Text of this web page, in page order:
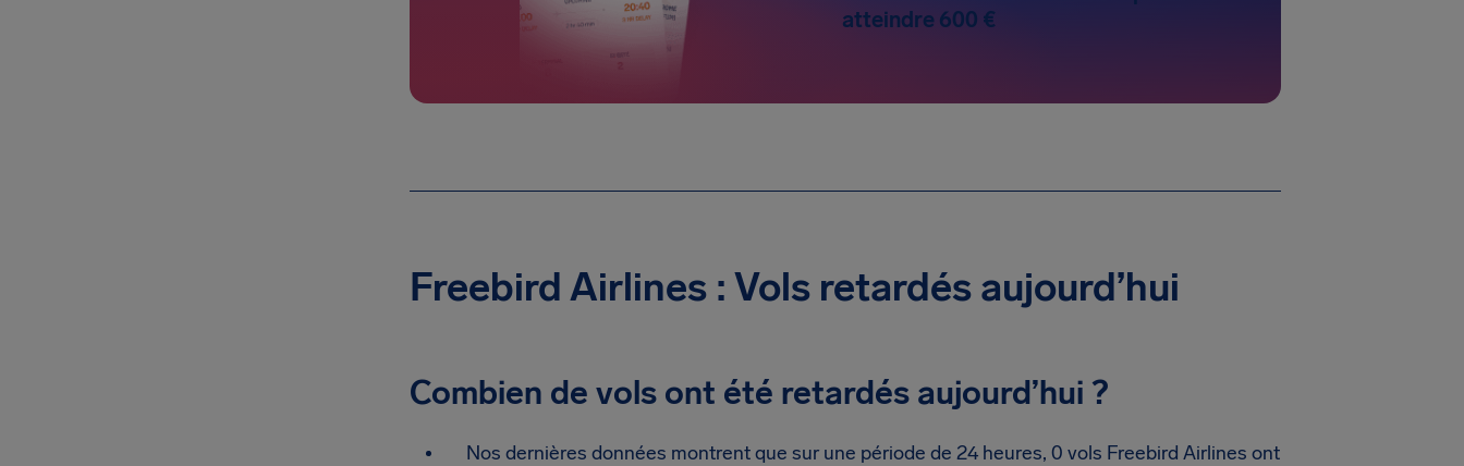
atteindre 600 €
Freebird Airlines : Vols retardés aujourd’hui
Combien de vols ont été retardés aujourd’hui ?
Nos dernières données montrent que sur une période de 24 heures, 0 vols Freebird Airlines ont